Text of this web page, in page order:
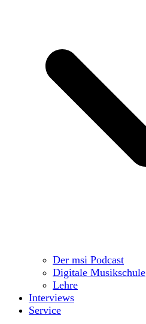
Der msi Podcast
Digitale Musikschule
Lehre
Interviews
Service